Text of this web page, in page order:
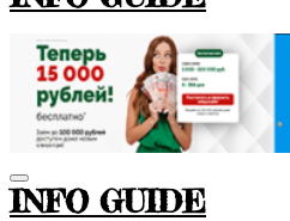
INFO GUIDE